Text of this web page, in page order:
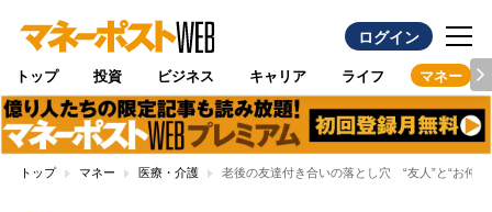
ログイン
トップ 投資 ビジネス キャリア ライフ マネー
トップ マネー 医療・介護 老後の友達付き合いの落とし穴 “友人”と“お仲